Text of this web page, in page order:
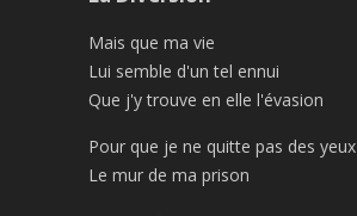
Mais que ma vie
Lui semble d'un tel ennui
Que j'y trouve en elle l'évasion
Pour que je ne quitte pas des yeux
Le mur de ma prison